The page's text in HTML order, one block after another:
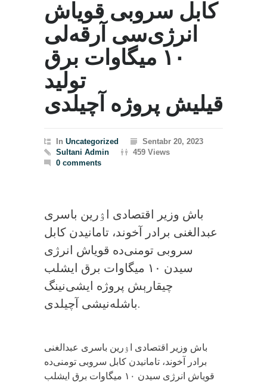
کابل سروبی قویاش
انرژی‌سی آرقه‌لی
۱۰ میگاوات برق
تولید
قیلیش پروژه آچیلدی
In Uncategorized
Sentabr 20, 2023
Sultani Admin
459 Views
0 comments
باش وزیر اقتصادی اۉرین باسری
عبدالغنی برادر آخوند، تامانیدن کابل
سروبی تومنی‌ده قویاش‌ انرژی‌
سیدن ۱۰ میگاوات برق ایشلب
چیقارېش پروژه ایشی‌نینگ
باشله‌نیشی آچیلدی.
باش وزیر اقتصادی اۉرین باسری عبدالغنی
برادر آخوند، تامانیدن کابل سروبی تومنی‌ده
قویاش‌ انرژی‌ سیدن ۱۰ میگاوات برق ایشلب